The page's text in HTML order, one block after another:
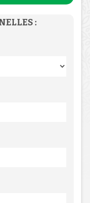
: